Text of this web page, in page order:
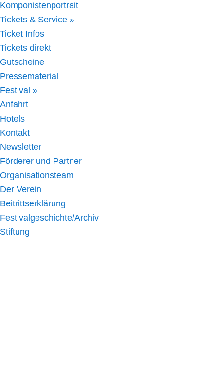
Komponistenportrait
Tickets & Service »
Ticket Infos
Tickets direkt
Gutscheine
Pressematerial
Festival »
Anfahrt
Hotels
Kontakt
Newsletter
Förderer und Partner
Organisationsteam
Der Verein
Beitrittserklärung
Festivalgeschichte/Archiv
Stiftung